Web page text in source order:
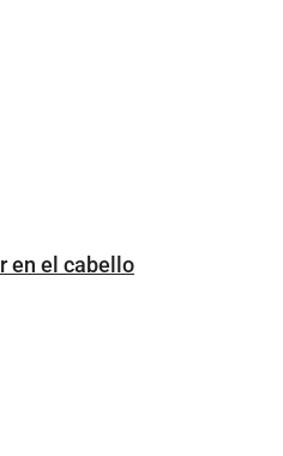
en el cabello